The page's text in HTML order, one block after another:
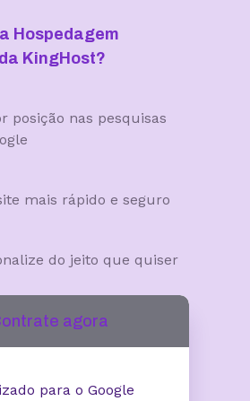
Hospedagem
KingHost?
posição nas pesquisas
mais rápido e seguro
do jeito que quiser
agora
para o Google